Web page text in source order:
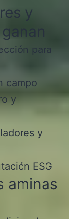
y
para
campo
y
y
ESG
aminas